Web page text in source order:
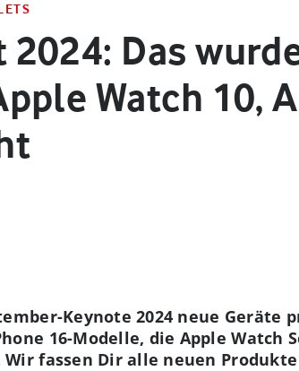
2024: Das
Watch 10,
Keynote 2024 neue Geräte
16-Modelle, die Apple Watch
fassen Dir alle neuen Produkte